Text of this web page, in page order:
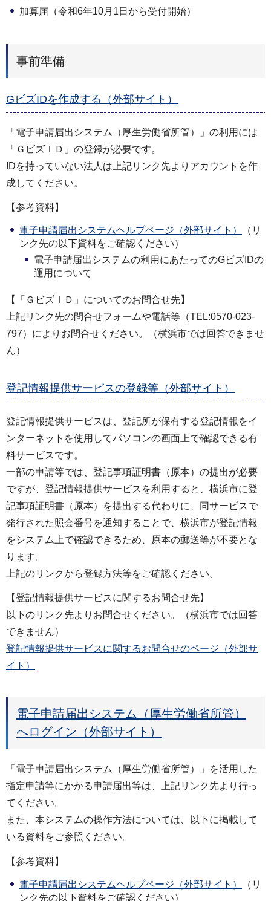
加算届（令和6年10月1日から受付開始）
事前準備
GビズIDを作成する（外部サイト）
「電子申請届出システム（厚生労働省所管）」の利用には
「ＧビズＩＤ」の登録が必要です。
IDを持っていない法人は上記リンク先よりアカウントを作
成してください。
【参考資料】
電子申請届出システムヘルプページ（外部サイト）
（リ
ンク先の以下資料をご確認ください）
電子申請届出システムの利用にあたってのGビズIDの
運用について
【「ＧビズＩＤ」についてのお問合せ先】
上記リンク先の問合せフォームや電話等（TEL:0570-023-
797）によりお問合せください。（横浜市では回答できませ
ん）
登記情報提供サービスの登録等（外部サイト）
登記情報提供サービスは、登記所が保有する登記情報をイ
ンターネットを使用してパソコンの画面上で確認できる有
料サービスです。
一部の申請等では、登記事項証明書（原本）の提出が必要
ですが、登記情報提供サービスを利用すると、横浜市に登
記事項証明書（原本）を提出する代わりに、同サービスで
発行された照会番号を通知することで、横浜市が登記情報
をシステム上で確認できるため、原本の郵送等が不要とな
ります。
上記のリンクから登録方法等をご確認ください。
【登記情報提供サービスに関するお問合せ先】
以下のリンク先よりお問合せください。（横浜市では回答
できません）
登記情報提供サービスに関するお問合せのページ（外部サ
イト）
電子申請届出システム（厚生労働省所管）
へログイン（外部サイト）
「電子申請届出システム（厚生労働省所管）」を活用した
指定申請等にかかる申請届出等は、上記リンク先より行っ
てください。
また、本システムの操作方法については、以下に掲載して
いる資料をご参照ください。
【参考資料】
電子申請届出システムヘルプページ（外部サイト）
（リ
ンク先の以下資料をご確認ください）